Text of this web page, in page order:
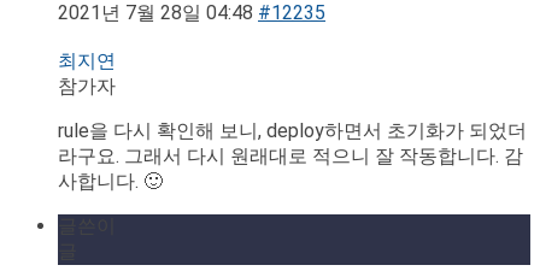
2021년 7월 28일 04:48 #12235
최지연
참가자
rule을 다시 확인해 보니, deploy하면서 초기화가 되었더
라구요. 그래서 다시 원래대로 적으니 잘 작동합니다. 감
사합니다. 🙂